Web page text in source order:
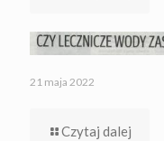
21 maja 2022
Czytaj dalej